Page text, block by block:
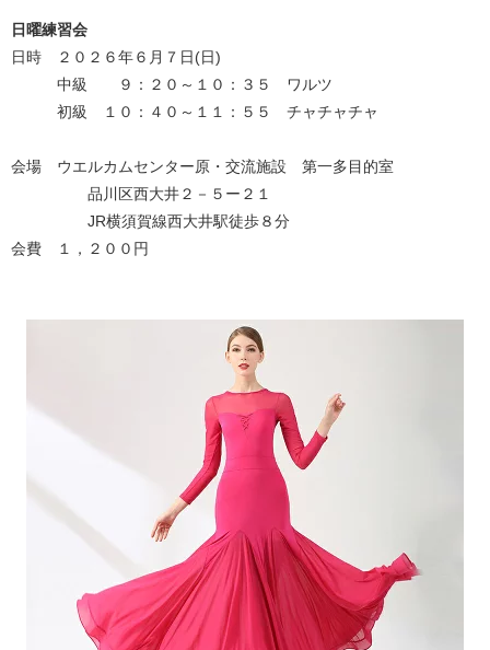
日曜練習会
日時 ２０２６年６月７日(日)
中級 ９：２０～１０：３５ ワルツ
初級 １０：４０～１１：５５ チャチャチャ
会場 ウエルカムセンター原・交流施設 第一多目的室
品川区西大井２－５ー２１
JR横須賀線西大井駅徒歩８分
会費 １，２００円